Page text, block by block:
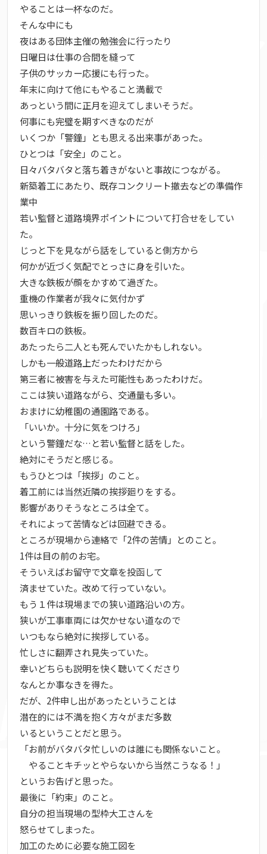
やることは一杯なのだ。
そんな中にも
夜はある団体主催の勉強会に行ったり
日曜日は仕事の合間を縫って
子供のサッカー応援にも行った。
年末に向けて他にもやること満載で
あっという間に正月を迎えてしまいそうだ。
何事にも完璧を期すべきなのだが
いくつか「警鐘」とも思える出来事があった。
ひとつは「安全」のこと。
日々バタバタと落ち着きがないと事故につながる。
新築着工にあたり、既存コンクリート撤去などの準備作
業中
若い監督と道路境界ポイントについて打合せをしてい
た。
じっと下を見ながら話をしていると側方から
何かが近づく気配でとっさに身を引いた。
大きな鉄板が顔をかすめて過ぎた。
重機の作業者が我々に気付かず
思いっきり鉄板を振り回したのだ。
数百キロの鉄板。
あたったら二人とも死んでいたかもしれない。
しかも一般道路上だったわけだから
第三者に被害を与えた可能性もあったわけだ。
ここは狭い道路ながら、交通量も多い。
おまけに幼稚園の通園路である。
「いいか。十分に気をつけろ」
という警鐘だな…と若い監督と話をした。
絶対にそうだと感じる。
もうひとつは「挨拶」のこと。
着工前には当然近隣の挨拶廻りをする。
影響がありそうなところは全て。
それによって苦情などは回避できる。
ところが現場から連絡で「2件の苦情」とのこと。
1件は目の前のお宅。
そういえばお留守で文章を投函して
済ませていた。改めて行っていない。
もう１件は現場までの狭い道路沿いの方。
狭いが工事車両には欠かせない道なので
いつもなら絶対に挨拶している。
忙しさに翻弄され見失っていた。
幸いどちらも説明を快く聴いてくださり
なんとか事なきを得た。
だが、2件申し出があったということは
潜在的には不満を抱く方々がまだ多数
いるということだと思う。
「お前がバタバタ忙しいのは誰にも関係ないこと。
やることキチッとやらないから当然こうなる！」
というお告げと思った。
最後に「約束」のこと。
自分の担当現場の型枠大工さんを
怒らせてしまった。
加工のために必要な施工図を